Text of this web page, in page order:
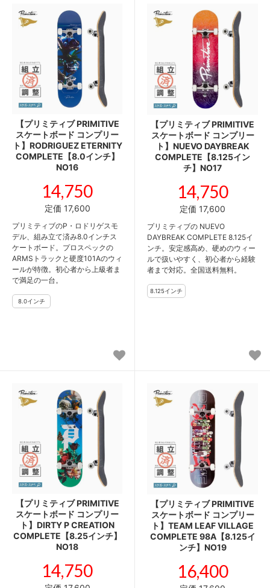
【プリミティブ PRIMITIVE
スケートボード コンプリー
ト】RODRIGUEZ ETERNITY
COMPLETE【8.0インチ】
NO16
14,750
定価 17,600
プリミティブのP・ロドリゲスモ
デル、組み立て済み8.0インチス
ケートボード。プロスペックの
ARMSトラックと硬度101Aのウィ
ールが特徴。初心者から上級者ま
で満足の一台。
【プリミティブ PRIMITIVE
スケートボード コンプリー
ト】NUEVO DAYBREAK
COMPLETE【8.125イン
チ】NO17
14,750
定価 17,600
プリミティブの NUEVO
DAYBREAK COMPLETE 8.125イ
ンチ。安定感高め、硬めのウィー
ルで扱いやすく、初心者から経験
者まで対応。全国送料無料。
【プリミティブ PRIMITIVE
スケートボード コンプリー
ト】DIRTY P CREATION
COMPLETE【8.25インチ】
NO18
14,750
【プリミティブ PRIMITIVE
スケートボード コンプリー
ト】TEAM LEAF VILLAGE
COMPLETE 98A【8.125イ
ンチ】NO19
16,400